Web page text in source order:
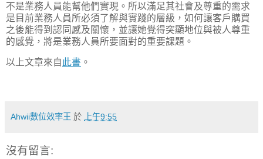
不是業務人員能幫他們實現。所以滿足其社會及尊重的需求
是目前業務人員所必須了解與實踐的層級，如何讓客戶購買
之後能得到認同感及關懷，並讓她覺得突顯地位與被人尊重
的感覺，將是業務人員所要面對的重要課題。
以上文章來自 此書 。
Ahwii數位效率王 於 上午9:55
沒有留言: